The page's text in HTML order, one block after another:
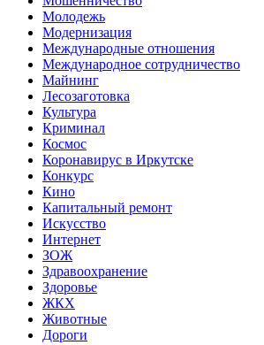
Молодежь
Модернизация
Международные отношения
Международное сотрудничество
Майнинг
Лесозаготовка
Культура
Криминал
Космос
Коронавирус в Иркутске
Конкурс
Кино
Капитальный ремонт
Искусство
Интернет
ЗОЖ
Здравоохранение
Здоровье
ЖКХ
Животные
Дороги